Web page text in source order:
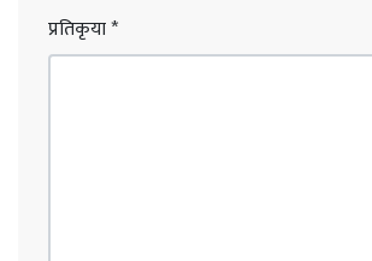
प्रतिकृया*